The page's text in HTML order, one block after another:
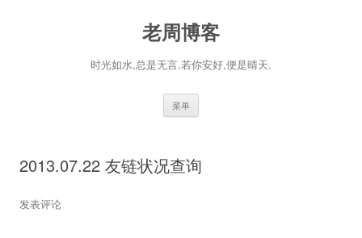
老周博客
时光如水,总是无言.若你安好,便是晴天.
菜单
2013.07.22 友链状况查询
发表评论